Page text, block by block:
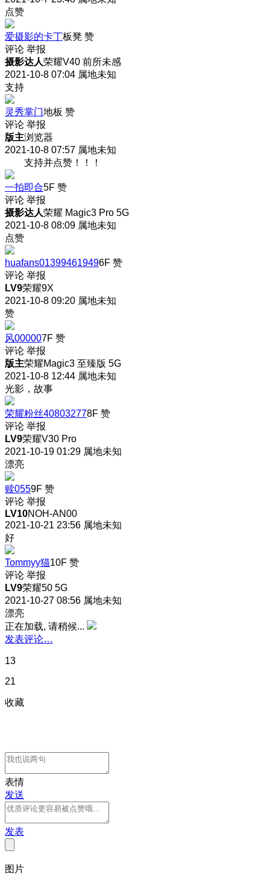
点赞
爱摄影的卡丁板凳 赞
评论 举报
摄影达人荣耀V40 前所未感
2021-10-8 07:04 属地未知
支持
灵秀掌门地板 赞
评论 举报
版主浏览器
2021-10-8 07:57 属地未知
支持并点赞！！！
一拍即合5F 赞
评论 举报
摄影达人荣耀 Magic3 Pro 5G
2021-10-8 08:09 属地未知
点赞
huafans013994619496F 赞
评论 举报
LV9荣耀9X
2021-10-8 09:20 属地未知
赞
风000007F 赞
评论 举报
版主荣耀Magic3 至臻版 5G
2021-10-8 12:44 属地未知
光影，故事
荣耀粉丝408032778F 赞
评论 举报
LV9荣耀V30 Pro
2021-10-19 01:29 属地未知
漂亮
赎0559F 赞
评论 举报
LV10NOH-AN00
2021-10-21 23:56 属地未知
好
Tommyy猫10F 赞
评论 举报
LV9荣耀50 5G
2021-10-27 08:56 属地未知
漂亮
正在加载, 请稍候...
发表评论…
13
21
收藏
表情
发送
发表
图片